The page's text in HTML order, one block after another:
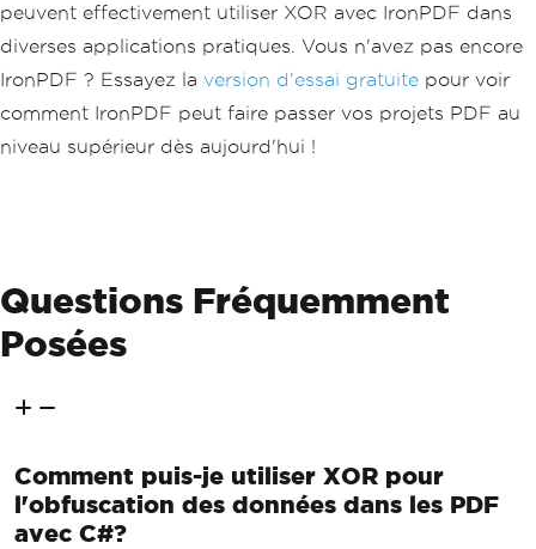
peuvent effectivement utiliser XOR avec IronPDF dans
diverses applications pratiques. Vous n'avez pas encore
IronPDF ? Essayez la version d'essai gratuite pour voir
comment IronPDF peut faire passer vos projets PDF au
niveau supérieur dès aujourd'hui !
Questions Fréquemment
Posées
Comment puis-je utiliser XOR pour
l'obfuscation des données dans les PDF
avec C#?